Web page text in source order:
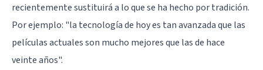
recientemente sustituirá a lo que se ha hecho por tradición.
Por ejemplo: "la tecnología de hoy es tan avanzada que las
películas actuales son mucho mejores que las de hace
veinte años".